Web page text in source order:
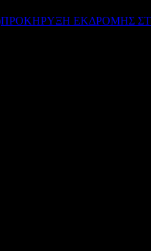
ΠΡΟΚΗΡΥΞΗ ΕΚΔΡΟΜΗΣ